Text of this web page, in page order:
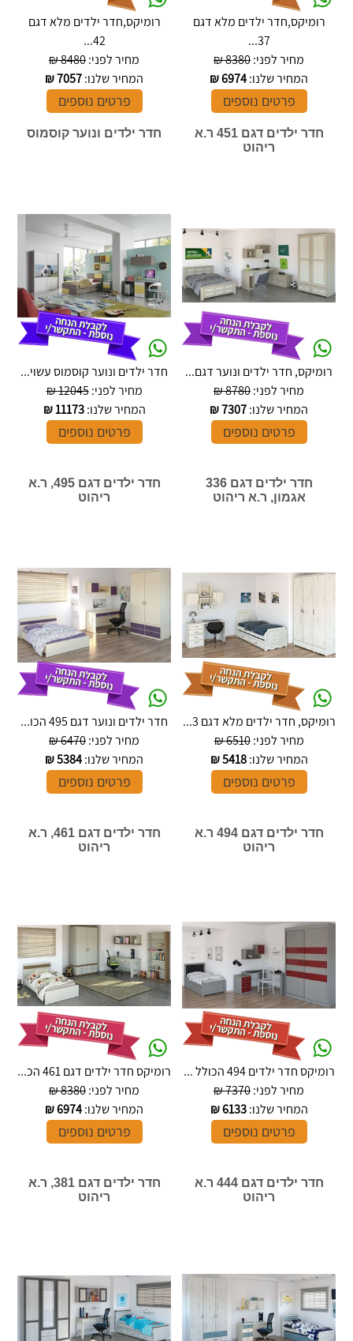
רומיקס,חדר ילדים מלא דגם
37...
מחיר לפני:8380 ₪
המחיר שלנו:6974
₪
פרטים נוספים
רומיקס,חדר ילדים מלא דגם
42...
מחיר לפני:8480 ₪
המחיר שלנו:7057
₪
פרטים נוספים
חדר ילדים דגם 451 ר.א
ריהוט
רומיקס, חדר ילדים ונוער דגם...
מחיר לפני:8780 ₪
המחיר שלנו:7307
₪
פרטים נוספים
חדר ילדים ונוער קוסמוס
חדר ילדים ונוער קוסמוס עשוי...
מחיר לפני:12045 ₪
המחיר שלנו:11173
₪
פרטים נוספים
חדר ילדים דגם 336
אגמון, ר.א ריהוט
רומיקס, חדר ילדים מלא דגם 3...
מחיר לפני:6510 ₪
המחיר שלנו:5418
₪
פרטים נוספים
חדר ילדים דגם 495, ר.א
ריהוט
חדר ילדים ונוער דגם 495 הכו...
מחיר לפני:6470 ₪
המחיר שלנו:5384
₪
פרטים נוספים
חדר ילדים דגם 494 ר.א
ריהוט
רומיקס חדר ילדים 494 הכולל ...
מחיר לפני:7370 ₪
המחיר שלנו:6133
₪
פרטים נוספים
חדר ילדים דגם 461, ר.א
ריהוט
רומיקס חדר ילדים דגם 461 הכ...
מחיר לפני:8380 ₪
המחיר שלנו:6974
₪
פרטים נוספים
חדר ילדים דגם 444 ר.א
ריהוט
חדר ילדים דגם 381, ר.א
ריהוט